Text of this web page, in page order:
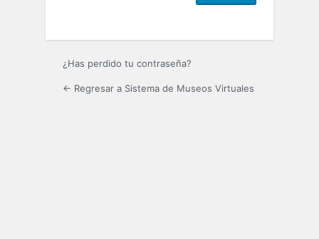
¿Has perdido tu contraseña?
← Regresar a Sistema de Museos Virtuales